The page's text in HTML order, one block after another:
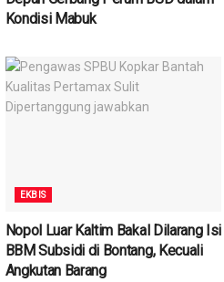
Kondisi Mabuk
EKBIS
Nopol Luar Kaltim Bakal Dilarang Isi
BBM Subsidi di Bontang, Kecuali
Angkutan Barang